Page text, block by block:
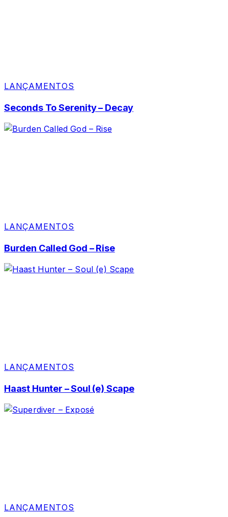
LANÇAMENTOS
Seconds To Serenity – Decay
LANÇAMENTOS
Burden Called God – Rise
LANÇAMENTOS
Haast Hunter – Soul (e) Scape
LANÇAMENTOS